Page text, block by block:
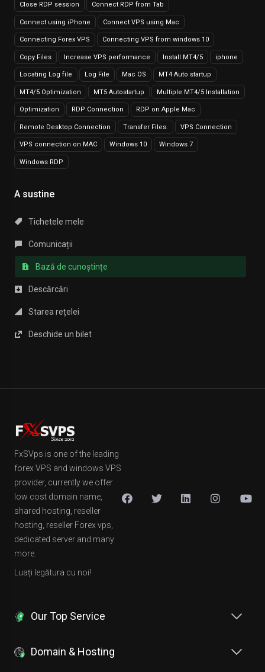
Close RDP session Connect RDP from Tab
Connect using iPhone Connect VPS using Mac
Connecting Forex VPS Connecting VPS from windows 10
Copy Files Increase VPS performance Install MT4/5 iphone
Locating Log file Log File Mac OS MT4 Auto startup
MT4/5 Optimization MT5 Autostartup Multiple MT4/5 Installation
Optimization RDP Connection RDP on Apple Mac
Remote Desktop Connection Transfer Files. VPS Connection
VPS connection on MAC Windows 10 Windows 7
Windows RDP
A sustine
Tichetele mele
Comunicații
Bază de cunoștințe
Descărcări
Starea rețelei
Deschide un bilet
FxSVps is one of the leading
forex VPS and windows VPS
provider, currently we offer
low cost domain name,
shared hosting, reseller
hosting, reseller Forex vps,
dedicated server and many
more.
Luați legătura cu noi!
Our Top Service
Domain & Hosting